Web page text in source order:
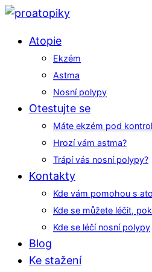
Atopie
Ekzém
Astma
Nosní polypy
Otestujte se
Máte ekzém pod
Hrozí vám astma?
Trápí vás nosní polypy?
Kontakty
Kde vám pomohou s
Kde se můžete léčit,
Kde se léčí nosní polypy
Blog
Ke stažení